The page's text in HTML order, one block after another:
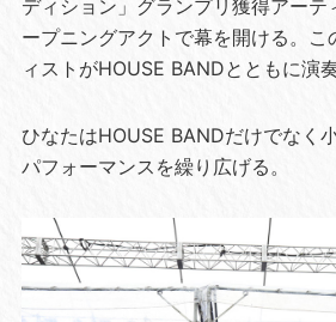
ディション」グランプリ獲得アー
ープニングアクトで幕を開ける。こ
ィストがHOUSE BANDとともに演
ひなたはHOUSE BANDだけでなく
パフォーマンスを繰り広げる。